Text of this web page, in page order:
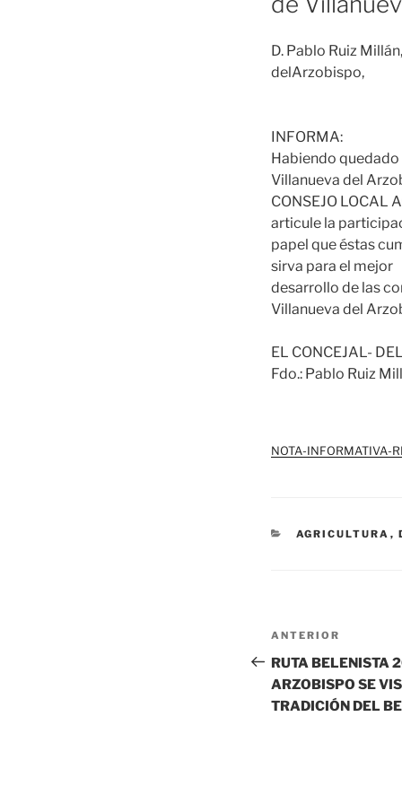
D. Pablo Ruiz
delArzobispo,
INFORMA:
Habiendo quedado
Villanueva del
CONSEJO LOCAL
articule la
papel que éstas
sirva para el mejor
desarrollo de las
Villanueva del
EL CONCEJAL-
Fdo.: Pablo Ruiz
NOTA-INFORMATIVA-
CATEGORÍAS
AGRICULTURA ,
Navegación
de
entradas
Entrada
anterior:
ANTERIOR
RUTA BELENISTA
ARZOBISPO SE
TRADICIÓN DEL